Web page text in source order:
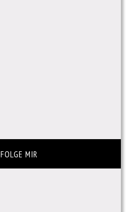
FOLGE MIR